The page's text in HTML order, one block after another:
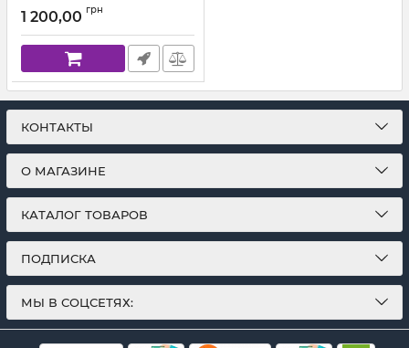
58
Артикул: 407-58 (26-30)
1 200,00 грн
КОНТАКТЫ
О МАГАЗИНЕ
КАТАЛОГ ТОВАРОВ
ПОДПИСКА
МЫ В СОЦСЕТЯХ: